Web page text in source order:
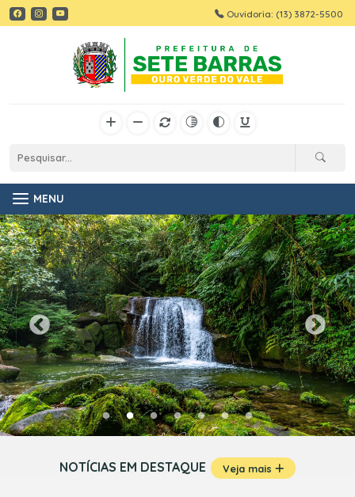
Ouvidoria: (13) 3872-5500
MENU
NOTÍCIAS EM DESTAQUE Veja mais